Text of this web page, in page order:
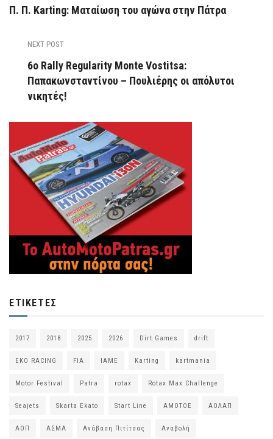
Π. Π. Karting: Ματαίωση του αγώνα στην Πάτρα
NEXT POST
6ο Rally Regularity Monte Vostitsa:
Παπακωνσταντίνου – Πουλιέρης οι απόλυτοι
νικητές!
ΕΤΙΚΈΤΕΣ
2017 2018 2025 2026 Dirt Games drift
EKO RACING FIA IAME Karting kartmania
Motor Festival Patra rotax Rotax Max Challenge
Seajets Skarta Ekato Start Line ΑΜΟΤΟΕ ΑΟΛΑΠ
ΑΟΠ ΑΣΜΑ Ανάβαση Πιτίτσας Αναβολή